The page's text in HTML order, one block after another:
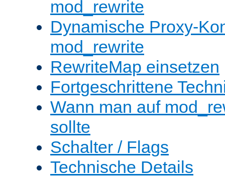
mod_rewrite
Dynamische Proxy-
mod_rewrite
RewriteMap einsetzen
Fortgeschrittene
Wann man auf
sollte
Schalter / Flags
Technische Details